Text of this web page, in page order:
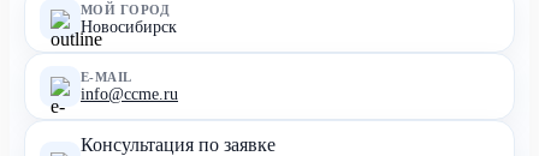
МОЙ ГОРОД
Новосибирск
E-MAIL
info@ccme.ru
Консультация по заявке